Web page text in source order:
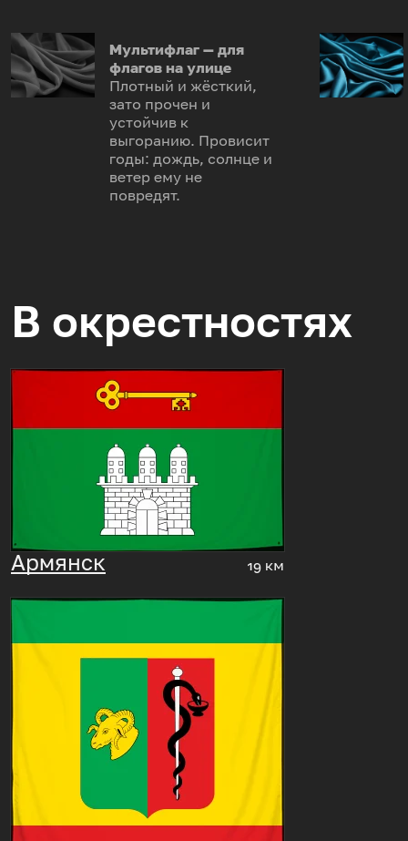
Мультифлаг — для
флагов на улице
Плотный и жёсткий,
зато прочен и
устойчив к
выгоранию. Провисит
годы: дождь, солнце и
ветер ему не
повредят.
В окрестностях
Армянск 19 км